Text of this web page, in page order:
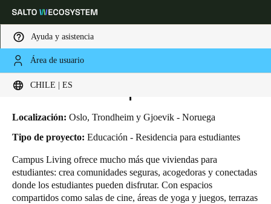
Ayuda y asistencia
Área de usuario
CHILE | ES
Elija su ubicación y configuración de idioma
Global
HOME INDUSTRIAS
VIDA EN EL CAMPUS
Vida en el campus
Localización: Oslo, Trondheim y Gjoevik - Noruega
Tipo de proyecto: Educación - Residencia para estudiantes
Campus Living ofrece mucho más que viviendas para
estudiantes: crea comunidades seguras, acogedoras y conectadas
donde los estudiantes pueden disfrutar. Con espacios
compartidos como salas de cine, áreas de yoga y juegos, terrazas